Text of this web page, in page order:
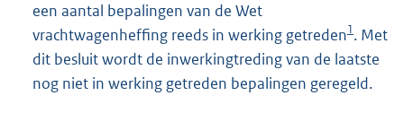
een aantal bepalingen van de Wet
vrachtwagenheffing reeds in werking getreden1. Met
dit besluit wordt de inwerkingtreding van de laatste
nog niet in werking getreden bepalingen geregeld.